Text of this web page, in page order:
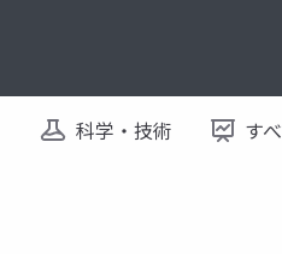
科学・技術 す